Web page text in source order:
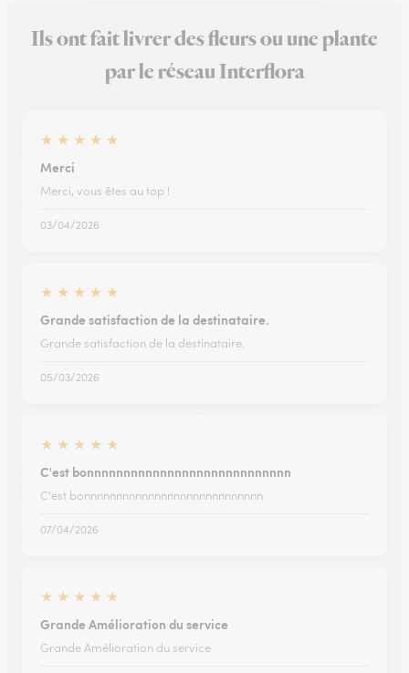
Ils ont fait livrer des fleurs ou une plante
par le réseau Interflora
★ ★ ★ ★ ★
Merci
Merci, vous êtes au top !
03/04/2026
★ ★ ★ ★ ★
Grande satisfaction de la destinataire.
Grande satisfaction de la destinataire.
05/03/2026
★ ★ ★ ★ ★
C'est bonnnnnnnnnnnnnnnnnnnnnnnnnnnn
C'est bonnnnnnnnnnnnnnnnnnnnnnnnnnnn
07/04/2026
★ ★ ★ ★ ★
Grande Amélioration du service
Grande Amélioration du service